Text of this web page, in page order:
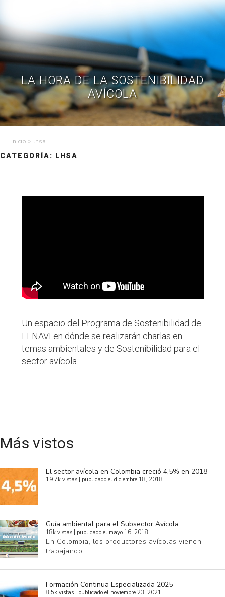
Transparencia
Contrataciones
Contáctenos
Regístrese – Solo
avicultores
Inicia Sesión
content
LA HORA DE LA SOSTENIBILIDAD
AVÍCOLA
> lhsa
CATEGORÍA:
LHSA
Un espacio del Programa de Sostenibilidad de
FENAVI en dónde se realizarán charlas en
temas ambientales y de Sostenibilidad para el
sector avícola.
Más vistos
El sector avícola en Colombia creció 4,5% en 2018
19.7k vistas | publicado el diciembre 18, 2018
Guía ambiental para el Subsector Avícola
18k vistas | publicado el mayo 16, 2018
En Colombia, los productores avícolas vienen
trabajando…
Formación Continua Especializada 2025
8.5k vistas | publicado el noviembre 23, 2021